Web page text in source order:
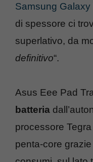
Samsung Galaxy
di spessore ci
superlativo, da
definitivo“.
Asus Eee Pad
batteria
processore
penta-core